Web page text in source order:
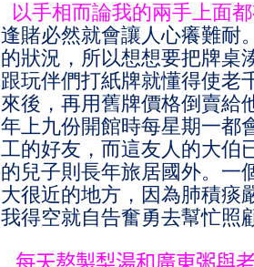
以手相而論我的兩手上面
逢賭必然就會讓人心癢難耐
的狀況，所以想想要把牌桌
跟玩伴們打紙牌就懂得使老
來後，再用舊牌價格倒賣給
年上九份開館時每星期一都
工的好友，而這友人的大伯
的兒子則長年旅居國外。一
大很近的地方，因為肺積痰
我得空就自告奮勇去幫忙照